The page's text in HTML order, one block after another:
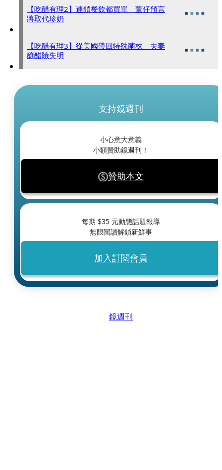
【吃醋有理2】連鎖餐飲都買單 董仔預言
將取代珍奶
【吃醋有理3】從美國帶回特殊菌株 夫妻
釀醋險失明
支持鏡週刊
小心意大意義
小額贊助鏡週刊！
贊助本文
每期 $35 元動態話題報導
無限閱讀解鎖新鮮事
加入訂閱會員
鏡週刊